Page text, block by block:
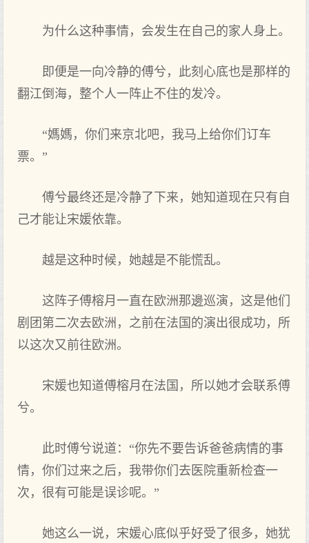
为什么这种事情，会发生在自己的家人身上。
即便是一向冷静的傅兮，此刻心底也是那样的
翻江倒海，整个人一阵止不住的发冷。
“媽媽，你们来京北吧，我马上给你们订车
票。”
傅兮最终还是冷静了下来，她知道现在只有自
己才能让宋媛依靠。
越是这种时候，她越是不能慌乱。
这阵子傅榕月一直在欧洲那邊巡演，这是他们
剧团第二次去欧洲，之前在法国的演出很成功，所
以这次又前往欧洲。
宋媛也知道傅榕月在法国，所以她才会联系傅
兮。
此时傅兮说道：“你先不要告诉爸爸病情的事
情，你们过来之后，我带你们去医院重新检查一
次，很有可能是误诊呢。”
她这么一说，宋媛心底似乎好受了很多，她犹